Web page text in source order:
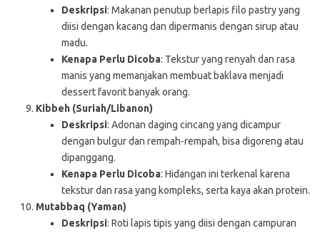
Deskripsi: Makanan penutup berlapis filo pastry yang
diisi dengan kacang dan dipermanis dengan sirup atau
madu.
Kenapa Perlu Dicoba: Tekstur yang renyah dan rasa
manis yang memanjakan membuat baklava menjadi
dessert favorit banyak orang.
Kibbeh (Suriah/Libanon)
Deskripsi: Adonan daging cincang yang dicampur
dengan bulgur dan rempah-rempah, bisa digoreng atau
dipanggang.
Kenapa Perlu Dicoba: Hidangan ini terkenal karena
tekstur dan rasa yang kompleks, serta kaya akan protein.
Mutabbaq (Yaman)
Deskripsi: Roti lapis tipis yang diisi dengan campuran